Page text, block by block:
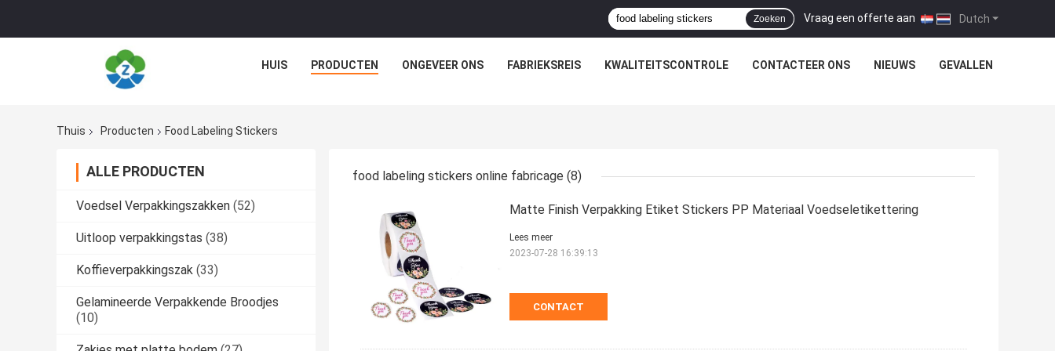
Dutch
Vraag een offerte aan |
Zoeken
HUIS PRODUCTEN ONGEVEER ONS FABRIEKSREIS KWALITEITSCONTROLE CONTACTEER ONS NIEUWS GEVALLEN
Thuis Producten Food Labeling Stickers
ALLE PRODUCTEN
Voedsel Verpakkingszakken (52)
Uitloop verpakkingstas (38)
Koffieverpakkingszak (33)
Gelamineerde Verpakkende Broodjes
(10)
food labeling stickers online fabricage (8)
Matte Finish Verpakking Etiket Stickers PP Materiaal Voedseletikettering
CONTACT
Lees meer
2023-07-28 16:39:13